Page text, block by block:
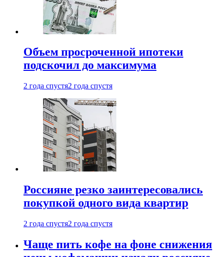
Объем просроченной ипотеки
подскочил до максимума
2 года спустя2 года спустя
Россияне резко заинтересовались
покупкой одного вида квартир
2 года спустя2 года спустя
Чаще пить кофе на фоне снижения